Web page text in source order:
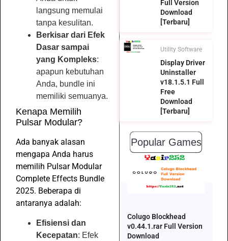
langsung memulai
tanpa kesulitan.
Berkisar dari Efek
Dasar sampai
yang Kompleks:
apapun kebutuhan
Anda, bundle ini
memiliki semuanya.
Kenapa Memilih
Pulsar Modular?
Ada banyak alasan
mengapa Anda harus
memilih Pulsar Modular
Complete Effects Bundle
2025. Beberapa di
antaranya adalah:
Efisiensi dan
Kecepatan: Efek
Full Version
Download
[Terbaru]
Utility Software
Display Driver
Uninstaller
v18.1.5.1 Full
Free
Download
[Terbaru]
Popular Games
Colugo Blockhead
v0.44.1.rar Full Version
Download